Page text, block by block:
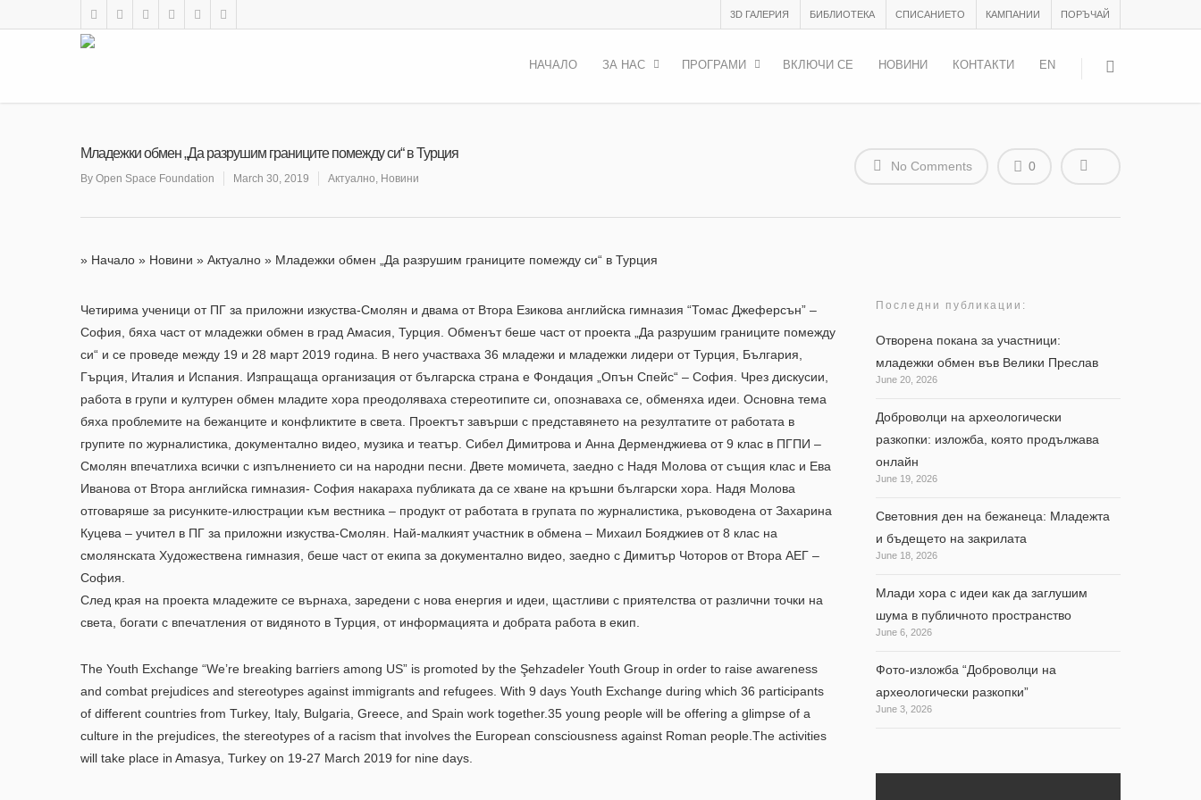
3D ГАЛЕРИЯ БИБЛИОТЕКА СПИСАНИЕТО КАМПАНИИ ПОРЪЧАЙ
НАЧАЛО ЗА НАС ПРОГРАМИ ВКЛЮЧИ СЕ НОВИНИ КОНТАКТИ EN
Младежки обмен „Да разрушим границите помежду си“ в Турция
By Open Space Foundation March 30, 2019 Актуално, Новини
No Comments 0
» Начало » Новини » Актуално » Младежки обмен „Да разрушим границите помежду си“ в Турция
Четирима ученици от ПГ за приложни изкуства-Смолян и двама от Втора Езикова английска гимназия “Томас Джеферсън” –
София, бяха част от младежки обмен в град Амасия, Турция. Обменът беше част от проекта „Да разрушим границите помежду
си“ и се проведе между 19 и 28 март 2019 година. В него участваха 36 младежи и младежки лидери от Турция, България,
Гърция, Италия и Испания. Изпращаща организация от българска страна е Фондация „Опън Спейс“ – София. Чрез дискусии,
работа в групи и културен обмен младите хора преодоляваха стереотипите си, опознаваха се, обменяха идеи. Основна тема
бяха проблемите на бежанците и конфликтите в света. Проектът завърши с представянето на резултатите от работата в
групите по журналистика, документално видео, музика и театър. Сибел Димитрова и Анна Дерменджиева от 9 клас в ПГПИ –
Смолян впечатлиха всички с изпълнението си на народни песни. Двете момичета, заедно с Надя Молова от същия клас и Ева
Иванова от Втора английска гимназия- София накараха публиката да се хване на кръшни български хора. Надя Молова
отговаряше за рисунките-илюстрации към вестника – продукт от работата в групата по журналистика, ръководена от Захарина
Куцева – учител в ПГ за приложни изкуства-Смолян. Най-малкият участник в обмена – Михаил Бояджиев от 8 клас на
смолянската Художествена гимназия, беше част от екипа за документално видео, заедно с Димитър Чоторов от Втора АЕГ –
София.
След края на проекта младежите се върнаха, заредени с нова енергия и идеи, щастливи с приятелства от различни точки на
света, богати с впечатления от видяното в Турция, от информацията и добрата работа в екип.
The Youth Exchange “We’re breaking barriers among US” is promoted by the Şehzadeler Youth Group in order to raise awareness
and combat prejudices and stereotypes against immigrants and refugees. With 9 days Youth Exchange during which 36 participants
of different countries from Turkey, Italy, Bulgaria, Greece, and Spain work together.35 young people will be offering a glimpse of a
culture in the prejudices, the stereotypes of a racism that involves the European consciousness against Roman people.The activities
will take place in Amasya, Turkey on 19-27 March 2019 for nine days.
Последни публикации:
Отворена покана за участници:
младежки обмен във Велики Преслав
June 20, 2026
Доброволци на археологически
разкопки: изложба, която продължава
онлайн
June 19, 2026
Световния ден на бежанеца: Младежта
и бъдещето на закрилата
June 18, 2026
Млади хора с идеи как да заглушим
шума в публичното пространство
June 6, 2026
Фото-изложба “Доброволци на
археологически разкопки”
June 3, 2026